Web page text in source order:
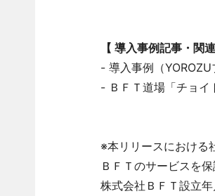
【 導入事例記事・関
- 導入事例（YOROZU
- ＢＦＴ道場「チョイ
※本リリースにおける
ＢＦＴのサービスを
株式会社ＢＦＴ設立